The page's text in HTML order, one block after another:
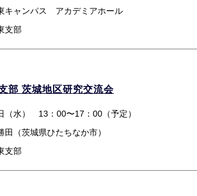
キャンパス アカデミアホール
支部
部 茨城地区研究交流会
（水） 13：00〜17：00（予定）
田（茨城県ひたちなか市）
支部